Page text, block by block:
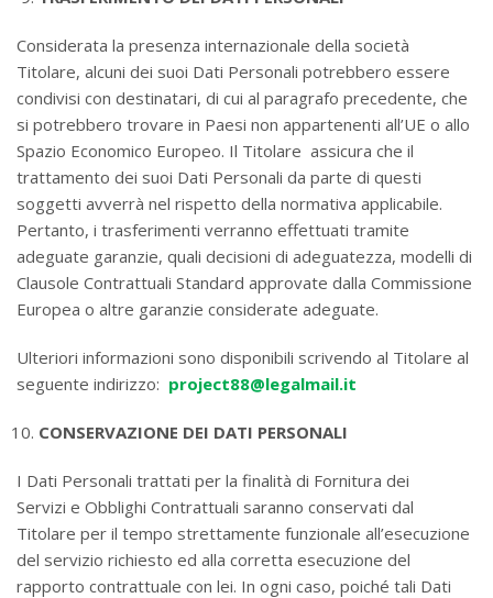
Considerata la presenza internazionale della società
Titolare, alcuni dei suoi Dati Personali potrebbero essere
condivisi con destinatari, di cui al paragrafo precedente, che
si potrebbero trovare in Paesi non appartenenti all’UE o allo
Spazio Economico Europeo. Il Titolare assicura che il
trattamento dei suoi Dati Personali da parte di questi
soggetti avverrà nel rispetto della normativa applicabile.
Pertanto, i trasferimenti verranno effettuati tramite
adeguate garanzie, quali decisioni di adeguatezza, modelli di
Clausole Contrattuali Standard approvate dalla Commissione
Europea o altre garanzie considerate adeguate.
Ulteriori informazioni sono disponibili scrivendo al Titolare al
seguente indirizzo: project88@legalmail.it
CONSERVAZIONE DEI DATI PERSONALI
I Dati Personali trattati per la finalità di Fornitura dei
Servizi e Obblighi Contrattuali saranno conservati dal
Titolare per il tempo strettamente funzionale all’esecuzione
del servizio richiesto ed alla corretta esecuzione del
rapporto contrattuale con lei. In ogni caso, poiché tali Dati